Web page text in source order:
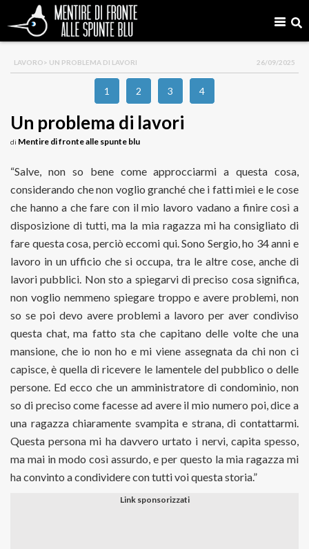
LAVORO> UN PROBLEMA DI LAVORI 26/09/2025
1 2 3 4
Un problema di lavori
di Mentire di fronte alle spunte blu
“Salve, non so bene come approcciarmi a questa cosa,
considerando che non voglio granché che i fatti miei e le cose
che hanno a che fare con il mio lavoro vadano a finire così a
disposizione di tutti, ma la mia ragazza mi ha consigliato di
fare questa cosa, perciò eccomi qui. Sono Sergio, ho 34 anni e
lavoro in un ufficio che si occupa, tra le altre cose, anche di
lavori pubblici. Non sto a spiegarvi di preciso cosa significa,
non voglio nemmeno spiegare troppo e avere problemi, non
so se poi devo avere problemi a lavoro per aver condiviso
questa chat, ma fatto sta che capitano delle volte che una
mansione, che io non ho e mi viene assegnata da chi non ci
capisce, è quella di ricevere le lamentele del pubblico o delle
persone. Ed ecco che un amministratore di condominio, non
so di preciso come facesse ad avere il mio numero poi, dice a
una ragazza chiaramente svampita e strana, di contattarmi.
Questa persona mi ha davvero urtato i nervi, capita spesso,
ma mai in modo così assurdo, e per questo la mia ragazza mi
ha convinto a condividere con tutti voi questa storia.”